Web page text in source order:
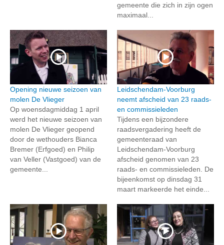
gemeente die zich in zijn ogen
maximaal...
Opening nieuwe seizoen van
molen De Vlieger
Op woensdagmiddag 1 april
werd het nieuwe seizoen van
molen De Vlieger geopend
door de wethouders Bianca
Bremer (Erfgoed) en Philip
van Veller (Vastgoed) van de
gemeente...
Leidschendam-Voorburg
neemt afscheid van 23 raads-
en commissieleden
Tijdens een bijzondere
raadsvergadering heeft de
gemeenteraad van
Leidschendam-Voorburg
afscheid genomen van 23
raads- en commissieleden. De
bijeenkomst op dinsdag 31
maart markeerde het einde...